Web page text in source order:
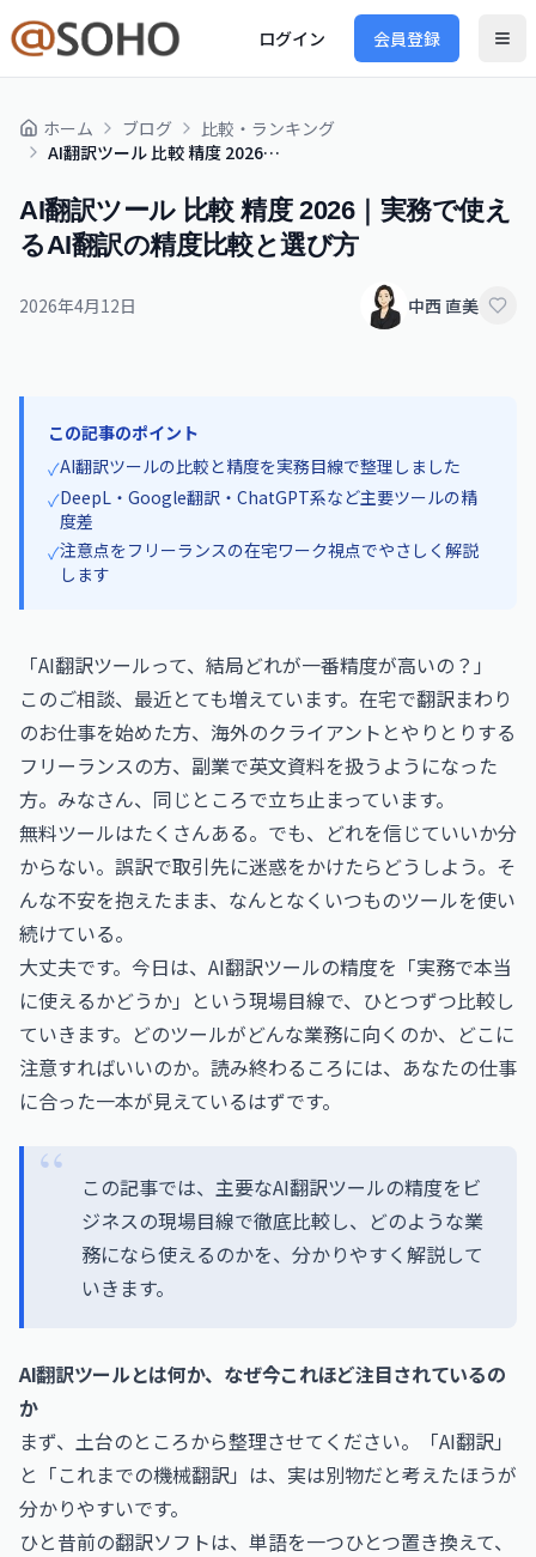
ログイン 会員登録
ホーム ブログ
比較・ランキング
AI翻訳ツール 比較 精度 2026｜実務で使えるAI翻訳の精度比較と選び方
AI翻訳ツール 比較 精度 2026｜実務で使え
るAI翻訳の精度比較と選び方
2026年4月12日 中西 直美
この記事のポイント
✓AI翻訳ツールの比較と精度を実務目線で整理しました
✓DeepL・Google翻訳・ChatGPT系など主要ツールの精
度差
✓注意点をフリーランスの在宅ワーク視点でやさしく解説
します
「AI翻訳ツールって、結局どれが一番精度が高いの？」
このご相談、最近とても増えています。在宅で翻訳まわり
のお仕事を始めた方、海外のクライアントとやりとりする
フリーランスの方、副業で英文資料を扱うようになった
方。みなさん、同じところで立ち止まっています。
無料ツールはたくさんある。でも、どれを信じていいか分
からない。誤訳で取引先に迷惑をかけたらどうしよう。そ
んな不安を抱えたまま、なんとなくいつものツールを使い
続けている。
大丈夫です。今日は、AI翻訳ツールの精度を「実務で本当
に使えるかどうか」という現場目線で、ひとつずつ比較し
ていきます。どのツールがどんな業務に向くのか、どこに
注意すればいいのか。読み終わるころには、あなたの仕事
に合った一本が見えているはずです。
この記事では、主要なAI翻訳ツールの精度をビ
ジネスの現場目線で徹底比較し、どのような業
務になら使えるのかを、分かりやすく解説して
いきます。
AI翻訳ツールとは何か、なぜ今これほど注目されているの
か
まず、土台のところから整理させてください。「AI翻訳」
と「これまでの機械翻訳」は、実は別物だと考えたほうが
分かりやすいです。
ひと昔前の翻訳ソフトは、単語を一つひとつ置き換えて、